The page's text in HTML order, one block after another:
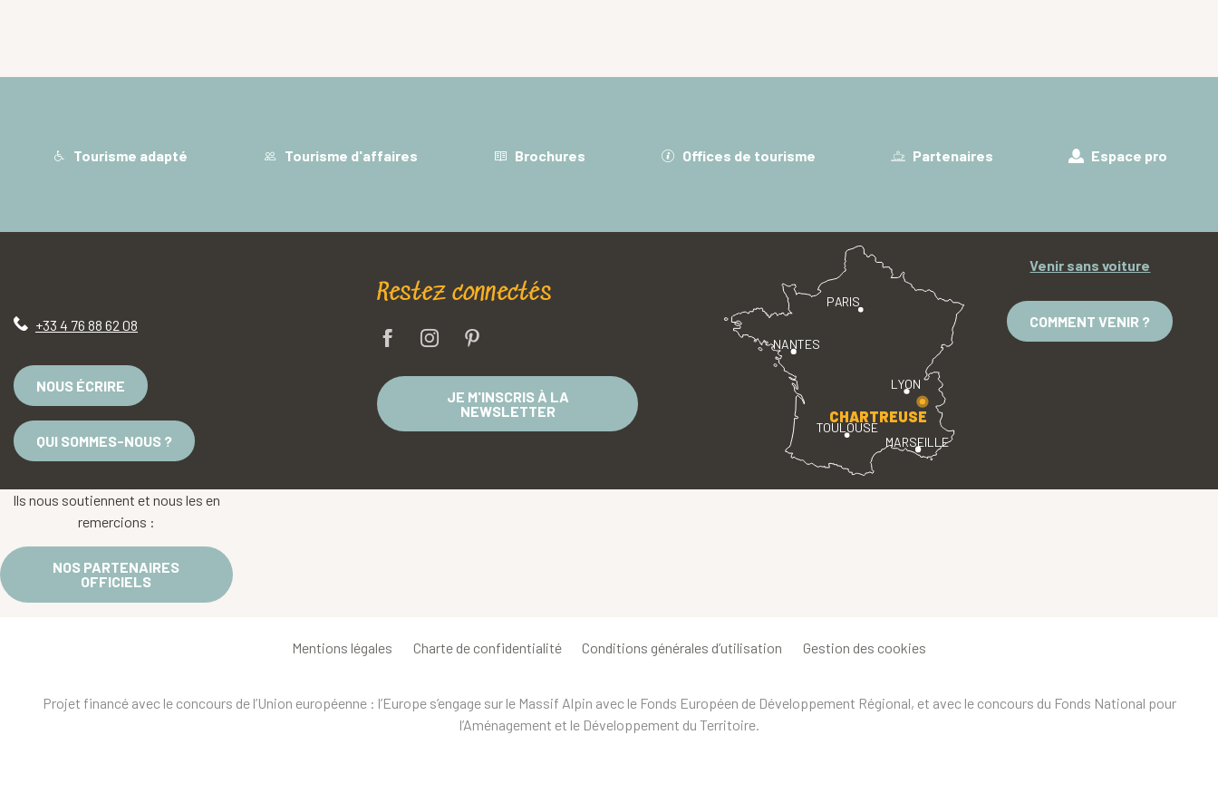
Tourisme adapté Tourisme d'affaires Brochures Offices de tourisme Partenaires Espace pro
+33 4 76 88 62 08
NOUS ÉCRIRE
QUI SOMMES-NOUS ?
Restez connectés
JE M'INSCRIS À LA
NEWSLETTER
PARIS
LYON
TOULOUSE
MARSEILLE
NANTES
CHARTREUSE
Venir sans voiture
COMMENT VENIR ?
Ils nous soutiennent et nous les en
remercions :
NOS PARTENAIRES
OFFICIELS
Mentions légales Charte de confidentialité Conditions générales d’utilisation Gestion des cookies
Projet financé avec le concours de l’Union européenne : l’Europe s’engage sur le Massif Alpin avec le Fonds Européen de Développement Régional, et avec le concours du Fonds National pour
l’Aménagement et le Développement du Territoire.